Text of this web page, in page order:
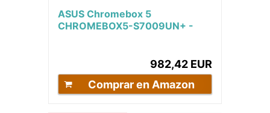
ASUS Chromebox 5
CHROMEBOX5-S7009UN+ -
982,42 EUR
Comprar en Amazon